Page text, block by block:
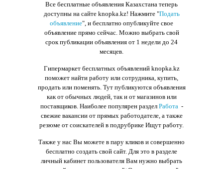
Все бесплатные объявления Казахстана теперь
доступны на сайте knopka.kz! Нажмите "Подать
объявление", и бесплатно опубликуйте свое
объявление прямо сейчас. Можно выбрать свой
срок публикации объявления от 1 недели до 24
месяцев.
Гипермаркет бесплатных объявлений knopka.kz
поможет найти работу или сотрудника, купить,
продать или поменять. Тут публикуются объявления
как от обычных людей, так и от магазинов или
поставщиков. Наиболее популярен раздел Работа-
свежие вакансии от прямых работодателе, а также
резюме от соискателей в подрубрике Ищут работу.
Также у нас Вы можете в пару кликов и совершенно
бесплатно создать свой сайт. Для это в разделе
личный кабинет пользователя Вам нужно выбрать